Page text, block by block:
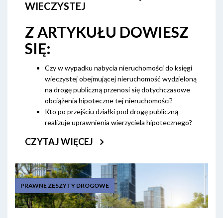
WIECZYSTEJ
Z ARTYKUŁU DOWIESZ
SIĘ:
Czy w wypadku nabycia nieruchomości do księgi
wieczystej obejmującej nieruchomość wydzieloną
na drogę publiczną przenosi się dotychczasowe
obciążenia hipoteczne tej nieruchomości?
Kto po przejściu działki pod drogę publiczną
realizuje uprawnienia wierzyciela hipotecznego?
CZYTAJ WIĘCEJ
PRAWNE ZESZYTY DROGOWE